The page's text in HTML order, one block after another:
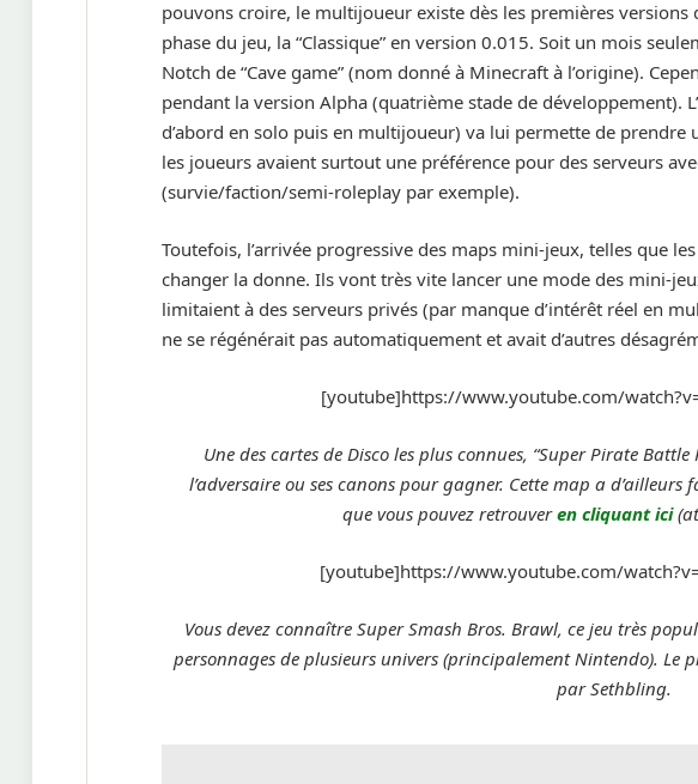
pouvons croire, le multijoueur existe dès les premières
phase du jeu, la “Classique” en version 0.015. Soit un mois
Notch de “Cave game” (nom donné à Minecraft à l’origine).
pendant la version Alpha (quatrième stade de développement).
d’abord en solo puis en multijoueur) va lui permette de prendre
les joueurs avaient surtout une préférence pour des serveurs
(survie/faction/semi-roleplay par exemple).
Toutefois, l’arrivée progressive des maps mini-jeux, telles que
changer la donne. Ils vont très vite lancer une mode des mini-
limitaient à des serveurs privés (par manque d’intérêt réel en
ne se régénérait pas automatiquement et avait d’autres
[youtube]https://www.youtube.com/
Une des cartes de Disco les plus connues, “Super Pirate
l’adversaire ou ses canons pour gagner. Cette map a
que vous pouvez retrouveren cliquant ici
[youtube]https://www.youtube.com/
Vous devez connaître Super Smash Bros. Brawl, ce jeu très
personnages de plusieurs univers (principalement Nintendo). Le
par Sethbling.